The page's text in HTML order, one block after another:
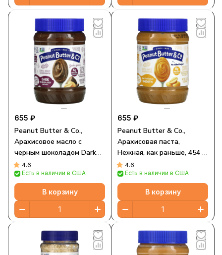
655 ₽
Peanut Butter & Co.,
Арахисовое масло с
черным шоколадом Dark
Chocolate Dreams 454 г
4.6
Есть в наличии в США
В корзину
655 ₽
Peanut Butter & Co.,
Арахисовая паста,
Нежная, как раньше, 454 г
(16 унций)
4.6
Есть в наличии в США
В корзину